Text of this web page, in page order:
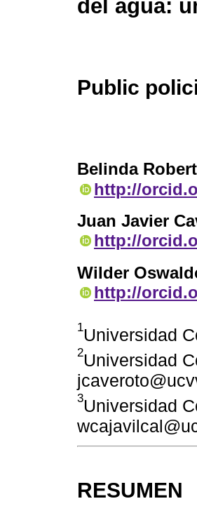
del agua:
Public
Belinda
http://
Juan Javier
http://
Wilder
http://
1Universidad
2Universidad
3Universidad
RESUMEN